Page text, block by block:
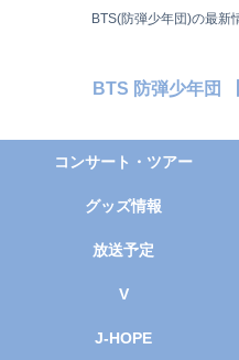
BTS(防弾少年団)の最新
BTS 防弾少年団
コンサート・ツアー
グッズ情報
放送予定
V
J-HOPE